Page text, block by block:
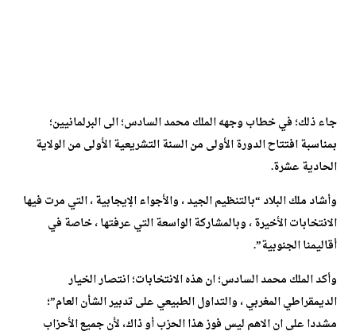
جاء ذلك؛ في خطاب وجهه الملك محمد السادس؛ الى البرلمانيين؛
بمناسبة افتتاح الدورة الأولى من السنة التشريعية الأولى من الولاية
الحادية عشرة.
وأشاد ملك البلاد “بالتنظيم الجيد ، والأجواء الإيجابية ، التي مرت فيها
الانتخابات الأخيرة ، وبالمشاركة الواسعة التي عرفتها ، خاصة في
أقاليمنا الجنوبية”.
وأكد الملك محمد السادس؛ ان هذه الانتخابات؛ انتصار الخيار
الديمقراطي المغربي ، والتداول الطبيعي على تدبير الشأن العام”؛
مشددا على ان الاهم ليس فوز هذا الحزب أو ذاك، لأن جميع الأحزاب